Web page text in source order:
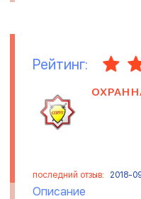
Рейтинг:
последний отзыв: 2018-
Описание